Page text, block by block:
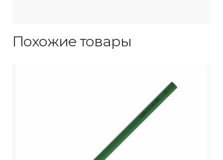
Похожие товары